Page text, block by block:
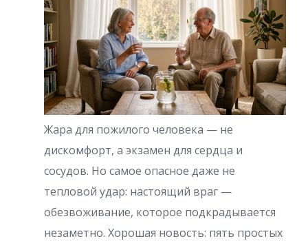
Жара для пожилого человека — не
дискомфорт, а экзамен для сердца и
сосудов. Но самое опасное даже не
тепловой удар: настоящий враг —
обезвоживание, которое подкрадывается
незаметно. Хорошая новость: пять простых